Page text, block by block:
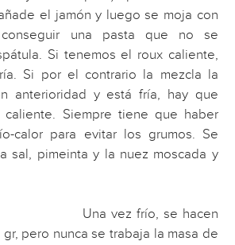
el jamón y luego se moja con
una pasta que no se
Si tenemos el roux caliente,
Si por el contrario la mezcla la
anterioridad y está fría, hay que
Siempre tiene que haber
calor para evitar los grumos. Se
sal, pimeinta y la nuez moscada y
Una vez frío, se hacen
pero nunca se trabaja la masa de